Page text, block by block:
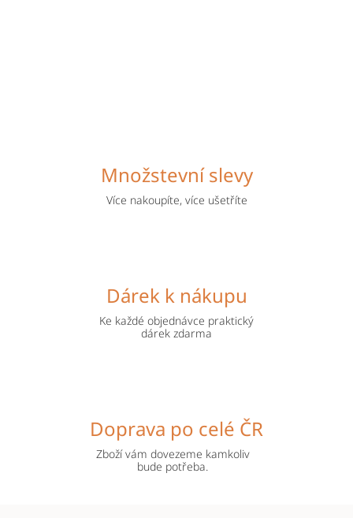
Množstevní slevy
Více nakoupíte, více ušetříte
Dárek k nákupu
Ke každé objednávce praktický
dárek zdarma
Doprava po celé ČR
Zboží vám dovezeme kamkoliv
bude potřeba.